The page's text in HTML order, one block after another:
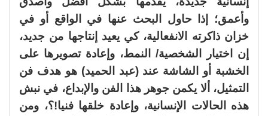
وأعمق؛ إذا حاول البحث عنها في الواقع أو في
خزان ذاكرته الانفعالية، كي يعيد إنتاجها من جديد،
إن اختيار الشخصية/ النمط، وإعادة تصويرها على
الخشبة أو الشاشة عند (عبد الحميد) هو هدف فن
التمثيل، ألا يكمن جوهر هذا الفن والإبداع، في نبش
هذه الحالات الإنسانية، وإعادة خلقها فنيا!؟، ومن